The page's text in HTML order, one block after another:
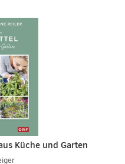
Küche und Garten